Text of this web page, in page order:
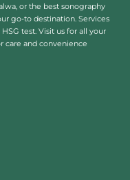
or the best sonography
go-to destination. Services
test. Visit us for all your
care and convenience